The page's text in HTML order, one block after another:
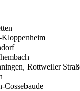
Rottweiler
Cossebaude